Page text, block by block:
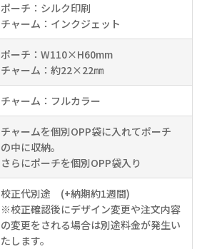
ポーチ：シルク印刷
チャーム：インクジェット
ポーチ：W110×H60mm
チャーム：約22×22㎜
チャーム：フルカラー
チャームを個別OPP袋に入れてポーチ
の中に収納。
さらにポーチを個別OPP袋入り
校正代別途 (+納期約1週間)
※校正確認後にデザイン変更や注文内容
の変更をされる場合は別途料金が発生い
たします。